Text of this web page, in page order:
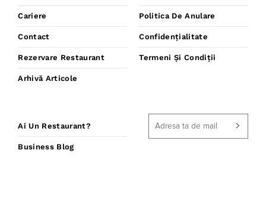
Cariere
Contact
Rezervare Restaurant
Arhivă Articole
Politica De Anulare
Confidențialitate
Termeni Și Condiții
Ai Un Restaurant?
Business Blog